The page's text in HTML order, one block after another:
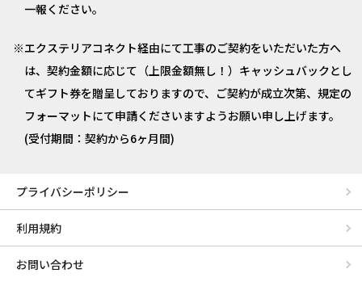
一報ください。
エクステリアコネクト経由にて工事のご契約をいただいた方へ
は、契約金額に応じて（上限金額無し！）キャッシュバックとし
てギフト券を贈呈しておりますので、ご契約が成立次第、規定の
フォーマットにて申請くださいますようお願い申し上げます。
(受付期間：契約から6ヶ月間)
プライバシーポリシー
利用規約
お問い合わせ